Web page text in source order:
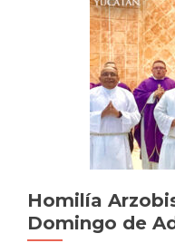
Homilía
Domingo de